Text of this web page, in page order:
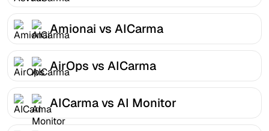
Amionai vs AICarma
AirOps vs AICarma
AICarma vs AI Monitor